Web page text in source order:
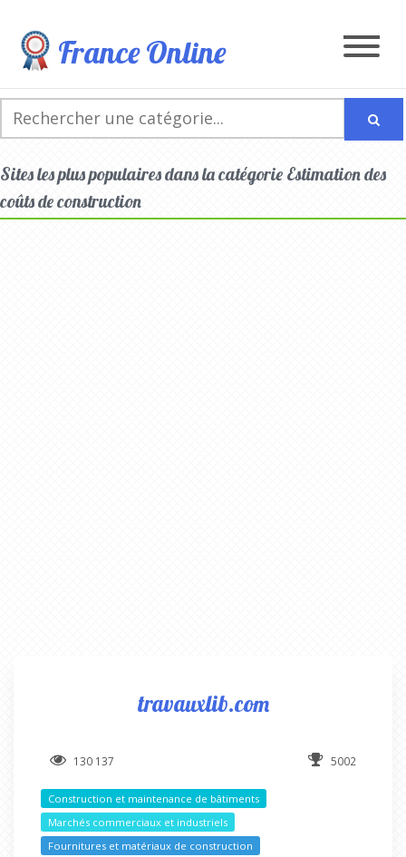
France Online
Sites les plus populaires dans la catégorie Estimation des
coûts de construction
travauxlib.com
130 137 5002
Construction et maintenance de bâtiments
Marchés commerciaux et industriels
Fournitures et matériaux de construction